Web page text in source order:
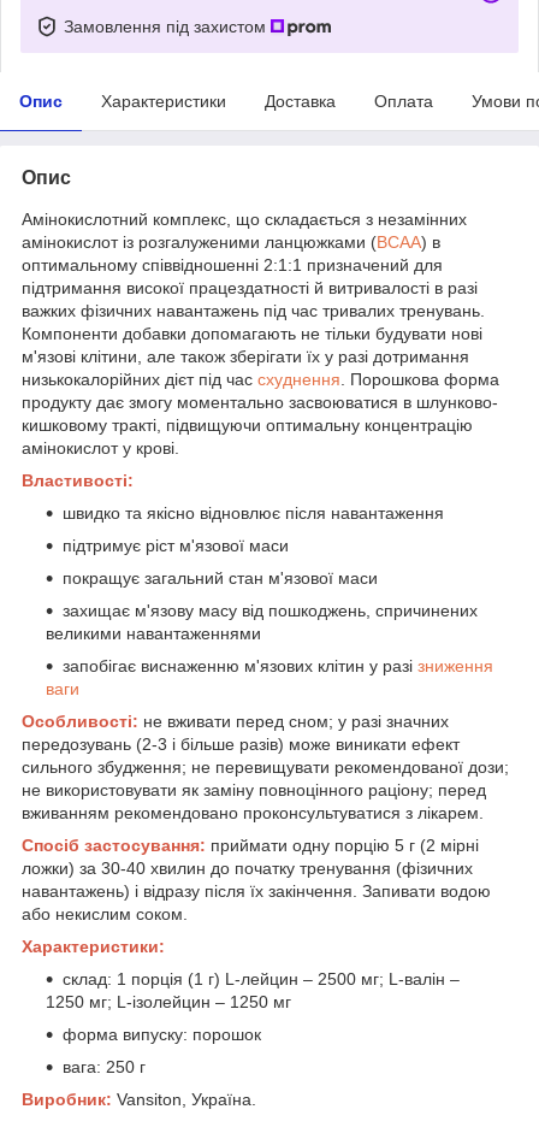
Замовлення під захистом
Опис Характеристики Доставка Оплата Умови
Опис
Амінокислотний комплекс, що складається з незамінних
амінокислот із розгалуженими ланцюжками (BCAA) в
оптимальному співвідношенні 2:1:1 призначений для
підтримання високої працездатності й витривалості в разі
важких фізичних навантажень під час тривалих тренувань.
Компоненти добавки допомагають не тільки будувати нові
м'язові клітини, але також зберігати їх у разі дотримання
низькокалорійних дієт під час схуднення . Порошкова форма
продукту дає змогу моментально засвоюватися в шлунково-
кишковому тракті, підвищуючи оптимальну концентрацію
амінокислот у крові.
Властивості:
швидко та якісно відновлює після навантаження
підтримує ріст м'язової маси
покращує загальний стан м'язової маси
захищає м'язову масу від пошкоджень, спричинених
великими навантаженнями
запобігає виснаженню м'язових клітин у разі зниження
ваги
Особливості: не вживати перед сном; у разі значних
передозувань (2-3 і більше разів) може виникати ефект
сильного збудження; не перевищувати рекомендованої дози;
не використовувати як заміну повноцінного раціону; перед
вживанням рекомендовано проконсультуватися з лікарем.
Спосіб застосування: приймати одну порцію 5 г (2 мірні
ложки) за 30-40 хвилин до початку тренування (фізичних
навантажень) і відразу після їх закінчення. Запивати водою
або некислим соком.
Характеристики:
склад: 1 порція (1 г) L-лейцин – 2500 мг; L-валін –
1250 мг; L-ізолейцин – 1250 мг
форма випуску: порошок
вага: 250 г
Виробник: Vansiton, Україна.